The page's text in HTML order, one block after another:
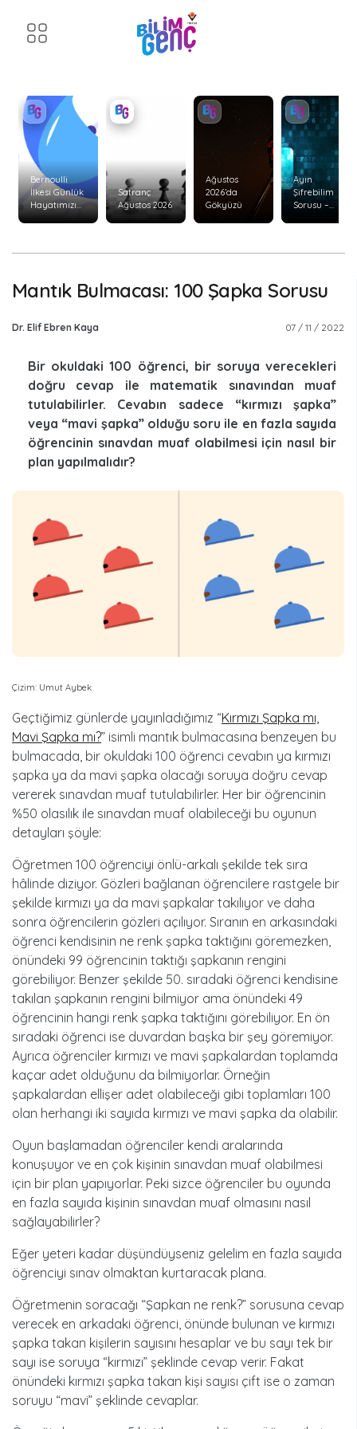
Bernoulli
İlkesi Günlük
Hayatımızı
Nasıl Etkiler?
Satranç
Ağustos 2026
Ağustos
2026’da
Gökyüzü
Ayın
Şifrebilim
Sorusu –
Mantık Bulmacası: 100 Şapka Sorusu
Dr. Elif Ebren Kaya 07 / 11 / 2022
Bir okuldaki 100 öğrenci, bir soruya verecekleri
doğru cevap ile matematik sınavından muaf
tutulabilirler. Cevabın sadece “kırmızı şapka”
veya “mavi şapka” olduğu soru ile en fazla sayıda
öğrencinin sınavdan muaf olabilmesi için nasıl bir
plan yapılmalıdır?
Çizim: Umut Aybek
Geçtiğimiz günlerde yayınladığımız “Kırmızı Şapka mı,
Mavi Şapka mı?” isimli mantık bulmacasına benzeyen bu
bulmacada, bir okuldaki 100 öğrenci cevabın ya kırmızı
şapka ya da mavi şapka olacağı soruya doğru cevap
vererek sınavdan muaf tutulabilirler. Her bir öğrencinin
%50 olasılık ile sınavdan muaf olabileceği bu oyunun
detayları şöyle:
Öğretmen 100 öğrenciyi önlü-arkalı şekilde tek sıra
hâlinde diziyor. Gözleri bağlanan öğrencilere rastgele bir
şekilde kırmızı ya da mavi şapkalar takılıyor ve daha
sonra öğrencilerin gözleri açılıyor. Sıranın en arkasındaki
öğrenci kendisinin ne renk şapka taktığını göremezken,
önündeki 99 öğrencinin taktığı şapkanın rengini
görebiliyor. Benzer şekilde 50. sıradaki öğrenci kendisine
takılan şapkanın rengini bilmiyor ama önündeki 49
öğrencinin hangi renk şapka taktığını görebiliyor. En ön
sıradaki öğrenci ise duvardan başka bir şey göremiyor.
Ayrıca öğrenciler kırmızı ve mavi şapkalardan toplamda
kaçar adet olduğunu da bilmiyorlar. Örneğin
şapkalardan ellişer adet olabileceği gibi toplamları 100
olan herhangi iki sayıda kırmızı ve mavi şapka da olabilir.
Oyun başlamadan öğrenciler kendi aralarında
konuşuyor ve en çok kişinin sınavdan muaf olabilmesi
için bir plan yapıyorlar. Peki sizce öğrenciler bu oyunda
en fazla sayıda kişinin sınavdan muaf olmasını nasıl
sağlayabilirler?
Eğer yeteri kadar düşündüyseniz gelelim en fazla sayıda
öğrenciyi sınav olmaktan kurtaracak plana.
Öğretmenin soracağı “Şapkan ne renk?” sorusuna cevap
verecek en arkadaki öğrenci, önünde bulunan ve kırmızı
şapka takan kişilerin sayısını hesaplar ve bu sayı tek bir
sayı ise soruya “kırmızı” şeklinde cevap verir. Fakat
önündeki kırmızı şapka takan kişi sayısı çift ise o zaman
soruyu “mavi” şeklinde cevaplar.